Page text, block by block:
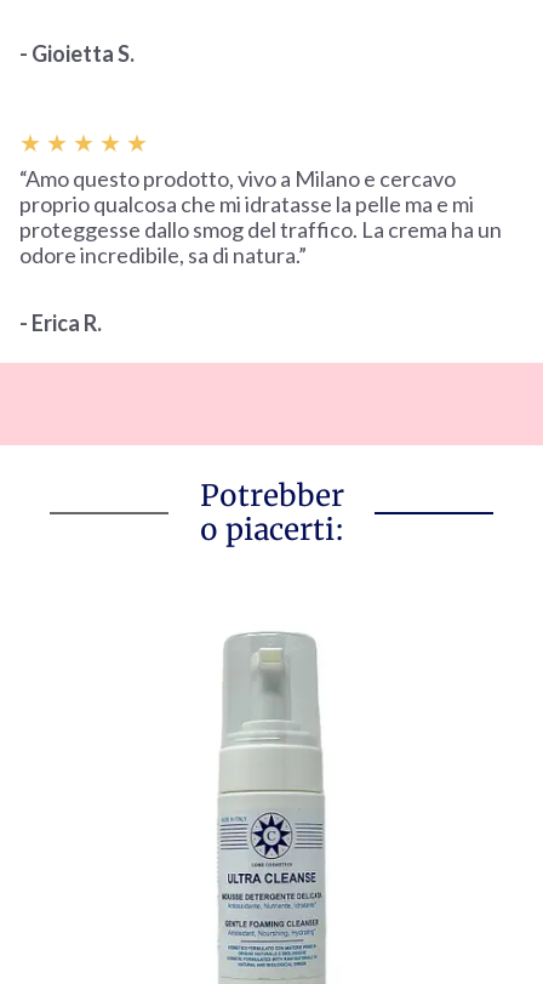
- Gioietta S.
★ ★ ★ ★ ★
“Amo questo prodotto, vivo a Milano e cercavo
proprio qualcosa che mi idratasse la pelle ma e mi
proteggesse dallo smog del traffico. La crema ha un
odore incredibile, sa di natura.”
- Erica R.
Potrebber
o piacerti: